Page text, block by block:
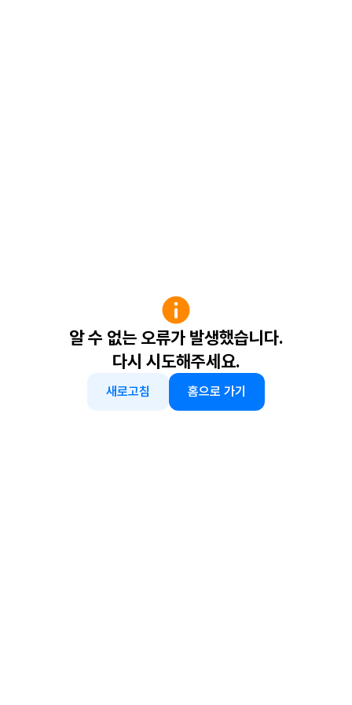
알 수 없는 오류가 발생했습니다.
다시 시도해주세요.
새로고침 홈으로 가기